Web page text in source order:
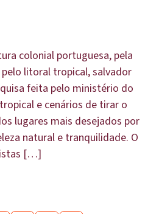
colonial portuguesa, pela
litoral tropical, salvador
feita pelo ministério do
e cenários de tirar o
lugares mais desejados por
natural e tranquilidade. O
[…]